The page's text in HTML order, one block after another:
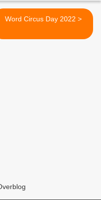
Word Circus Day 2022 >